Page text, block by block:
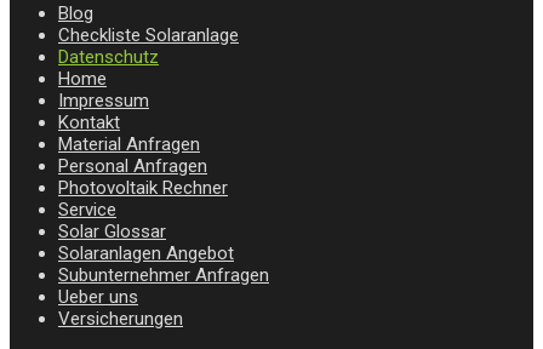
Blog
Checkliste Solaranlage
Datenschutz
Home
Impressum
Kontakt
Material Anfragen
Personal Anfragen
Photovoltaik Rechner
Service
Solar Glossar
Solaranlagen Angebot
Subunternehmer Anfragen
Ueber uns
Versicherungen